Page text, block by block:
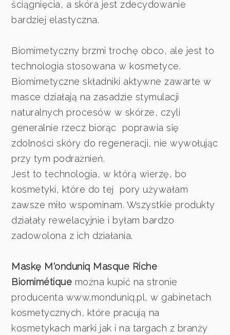
ściągnięcia, a skóra jest zdecydowanie
bardziej elastyczna.
Biomimetyczny brzmi trochę obco, ale jest to
technologia stosowana w kosmetyce.
Biomimetyczne składniki aktywne zawarte w
masce działają na zasadzie stymulacji
naturalnych procesów w skórze, czyli
generalnie rzecz biorąc poprawia się
zdolności skóry do regeneracji, nie wywołując
przy tym podrażnień.
Jest to technologia, w którą wierzę, bo
kosmetyki, które do tej pory używałam
zawsze miło wspominam. Wszystkie produkty
działały rewelacyjnie i byłam bardzo
zadowolona z ich działania.
Maskę M'onduniq Masque Riche
Biomimétique można kupić na stronie
producenta www.monduniq.pl, w gabinetach
kosmetycznych, które pracują na
kosmetykach marki jak i na targach z branży